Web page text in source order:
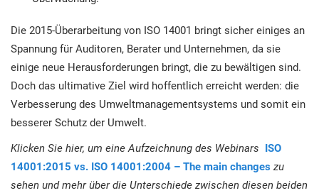
Die 2015-Überarbeitung von ISO 14001 bringt sicher einiges an
Spannung für Auditoren, Berater und Unternehmen, da sie
einige neue Herausforderungen bringt, die zu bewältigen sind.
Doch das ultimative Ziel wird hoffentlich erreicht werden: die
Verbesserung des Umweltmanagementsystems und somit ein
besserer Schutz der Umwelt.
Klicken Sie hier, um eine Aufzeichnung des Webinars
ISO
14001:2015 vs. ISO 14001:2004 – The main changes zu
sehen und mehr über die Unterschiede zwischen diesen beiden